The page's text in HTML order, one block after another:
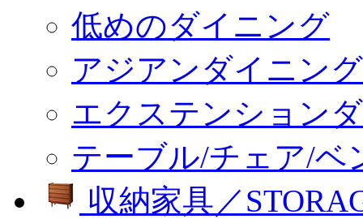
低めのダイニング
アジアンダイニング
エクステンション
テーブル/チェア/ベ
収納家具／